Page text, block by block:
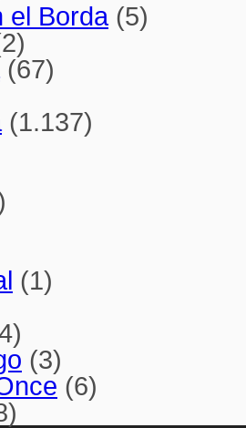
el Borda(5)
(67)
(1.137)
(1)
(3)
(6)